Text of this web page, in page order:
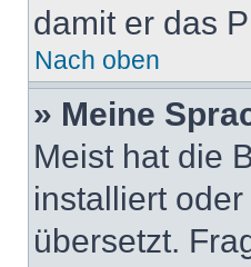
damit er das
Nach oben
» Meine
Meist hat die
installiert
übersetzt.